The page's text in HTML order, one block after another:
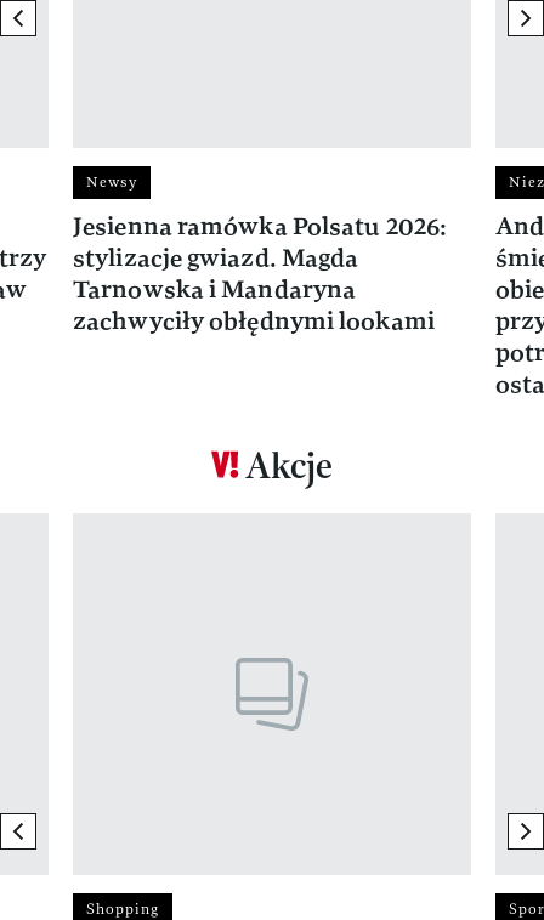
previous element
Newsy
Jesienna ramówka Polsatu 2026:
stylizacje gwiazd. Magda
Tarnowska i Mandaryna
zachwyciły obłędnymi lookami
Akcje
previous element
Shopping